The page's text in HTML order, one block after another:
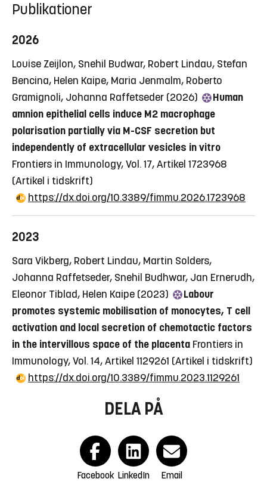
Publikationer
2026
Louise Zeijlon, Snehil Budwar, Robert Lindau, Stefan
Bencina, Helen Kaipe, Maria Jenmalm, Roberto
Gramignoli, Johanna Raffetseder (2026)
Human
amnion epithelial cells induce M2 macrophage
polarisation partially via M-CSF secretion but
independently of extracellular vesicles in vitro
Frontiers in Immunology, Vol. 17, Artikel 1723968
(Artikel i tidskrift)
https://dx.doi.org/10.3389/fimmu.2026.1723968
2023
Sara Vikberg, Robert Lindau, Martin Solders,
Johanna Raffetseder, Snehil Budhwar, Jan Ernerudh,
Eleonor Tiblad, Helen Kaipe (2023)
Labour
promotes systemic mobilisation of monocytes, T cell
activation and local secretion of chemotactic factors
in the intervillous space of the placenta Frontiers in
Immunology, Vol. 14, Artikel 1129261 (Artikel i tidskrift)
https://dx.doi.org/10.3389/fimmu.2023.1129261
DELA PÅ
Facebook LinkedIn Email